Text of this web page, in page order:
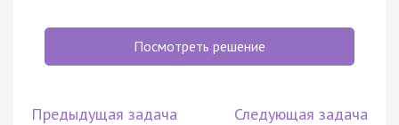
Посмотреть решение
Предыдущая задача Следующая задача